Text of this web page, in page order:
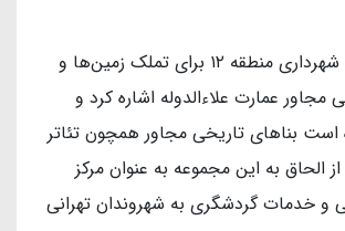
وی به رایزنی با شهرداری منطقه ۱۲ برای تملک زمین‌ها و
مجاور عمارت علاءالدوله اشاره کرد و
بناهای تاریخی مجاور همچون تئاتر
الحاق به این مجموعه به عنوان مرکز
و خدمات گردشگری به شهروندان تهرانی